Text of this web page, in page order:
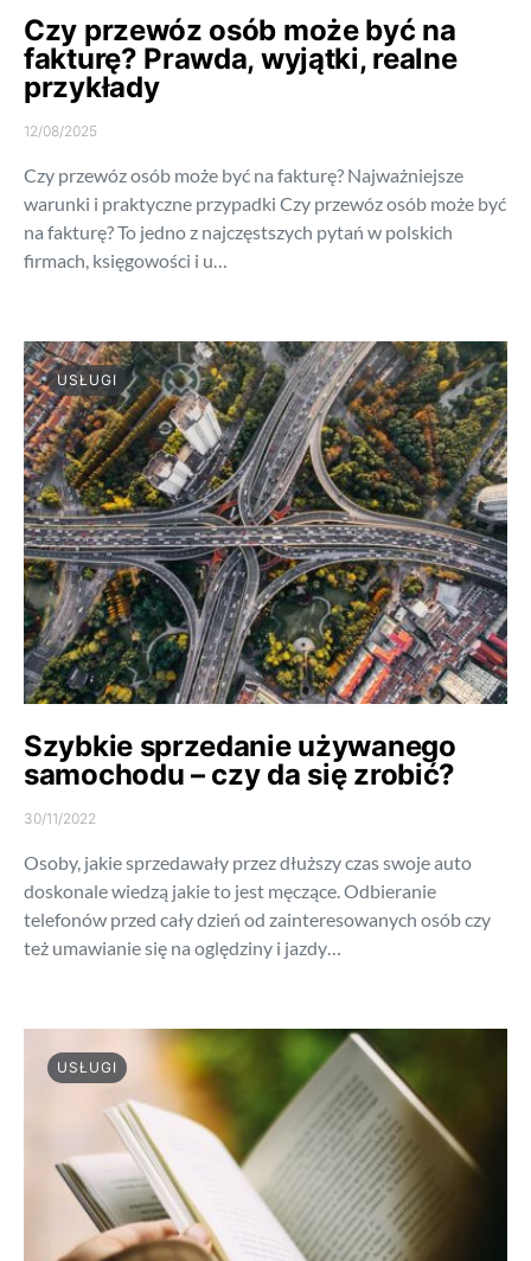
Czy przewóz osób może być na
fakturę? Prawda, wyjątki, realne
przykłady
12/08/2025
Czy przewóz osób może być na fakturę? Najważniejsze
warunki i praktyczne przypadki Czy przewóz osób może być
na fakturę? To jedno z najczęstszych pytań w polskich
firmach, księgowości i u…
USŁUGI
Szybkie sprzedanie używanego
samochodu – czy da się zrobić?
30/11/2022
Osoby, jakie sprzedawały przez dłuższy czas swoje auto
doskonale wiedzą jakie to jest męczące. Odbieranie
telefonów przed cały dzień od zainteresowanych osób czy
też umawianie się na oględziny i jazdy…
USŁUGI